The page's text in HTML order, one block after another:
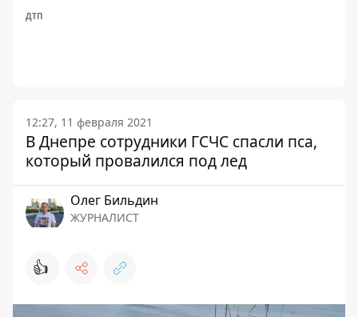
ДТП
12:27, 11 февраля 2021
В Днепре сотрудники ГСЧС спасли пса,
который провалился под лед
Олег Бильдин
ЖУРНАЛИСТ
👍